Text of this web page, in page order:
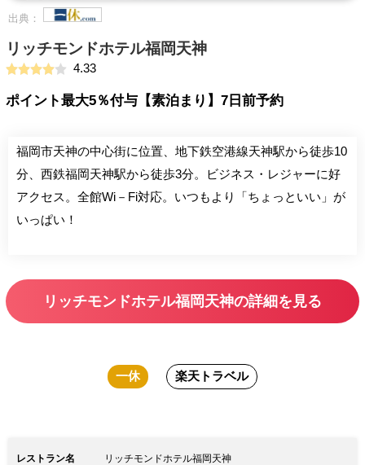
出典：
リッチモンドホテル福岡天神
4.33
ポイント最大5％付与【素泊まり】7日前予約
福岡市天神の中心街に位置、地下鉄空港線天神駅から徒歩10
分、西鉄福岡天神駅から徒歩3分。ビジネス・レジャーに好
アクセス。全館Wi－Fi対応。いつもより「ちょっといい」が
いっぱい！
リッチモンドホテル福岡天神の詳細を見る
一休 楽天トラベル
レストラン名
リッチモンドホテル福岡天神